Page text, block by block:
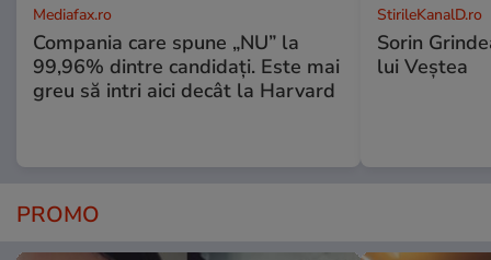
Mediafax.ro
Compania care spune „NU” la
99,96% dintre candidați. Este mai
greu să intri aici decât la Harvard
StirileKanalD.ro
Sorin
lui Veștea
PROMO